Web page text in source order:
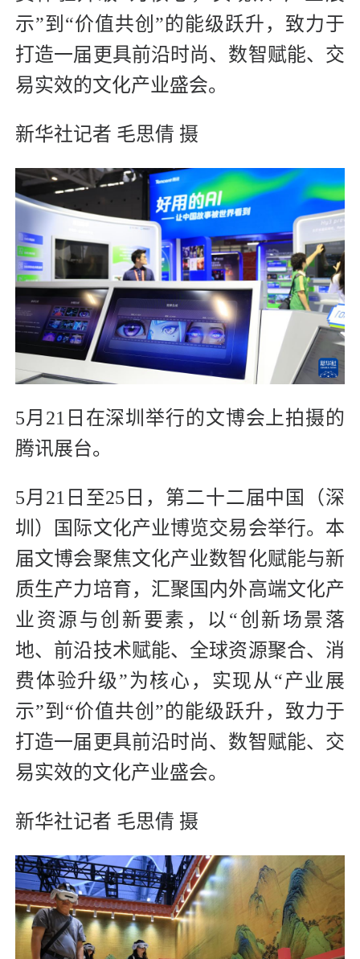
示”到“价值共创”的能级跃升，致力于
打造一届更具前沿时尚、数智赋能、交
易实效的文化产业盛会。
新华社记者 毛思倩 摄
5月21日在深圳举行的文博会上拍摄的
腾讯展台。
5月21日至25日，第二十二届中国（深
圳）国际文化产业博览交易会举行。本
届文博会聚焦文化产业数智化赋能与新
质生产力培育，汇聚国内外高端文化产
业资源与创新要素，以“创新场景落
地、前沿技术赋能、全球资源聚合、消
费体验升级”为核心，实现从“产业展
示”到“价值共创”的能级跃升，致力于
打造一届更具前沿时尚、数智赋能、交
易实效的文化产业盛会。
新华社记者 毛思倩 摄